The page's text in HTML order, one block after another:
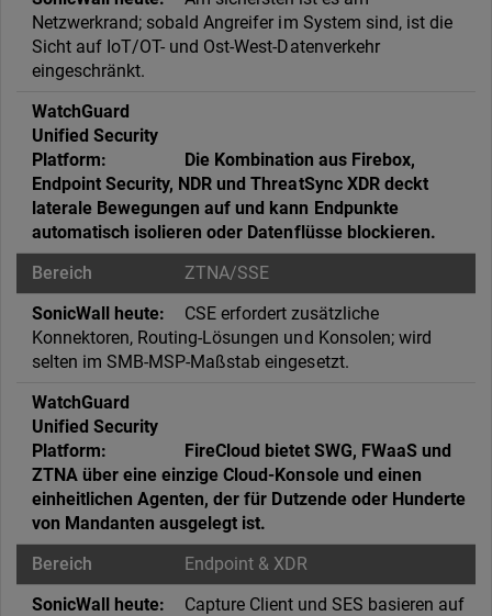
Netzwerkrand; sobald Angreifer im System sind, ist die
Sicht auf IoT/OT- und Ost-West-Datenverkehr
eingeschränkt.
Die Kombination aus Firebox,
Endpoint Security, NDR und ThreatSync XDR deckt
laterale Bewegungen auf und kann Endpunkte
automatisch isolieren oder Datenflüsse blockieren.
ZTNA/SSE
CSE erfordert zusätzliche
Konnektoren, Routing-Lösungen und Konsolen; wird
selten im SMB-MSP-Maßstab eingesetzt.
FireCloud bietet SWG, FWaaS und
ZTNA über eine einzige Cloud-Konsole und einen
einheitlichen Agenten, der für Dutzende oder Hunderte
von Mandanten ausgelegt ist.
Endpoint & XDR
Capture Client und SES basieren auf